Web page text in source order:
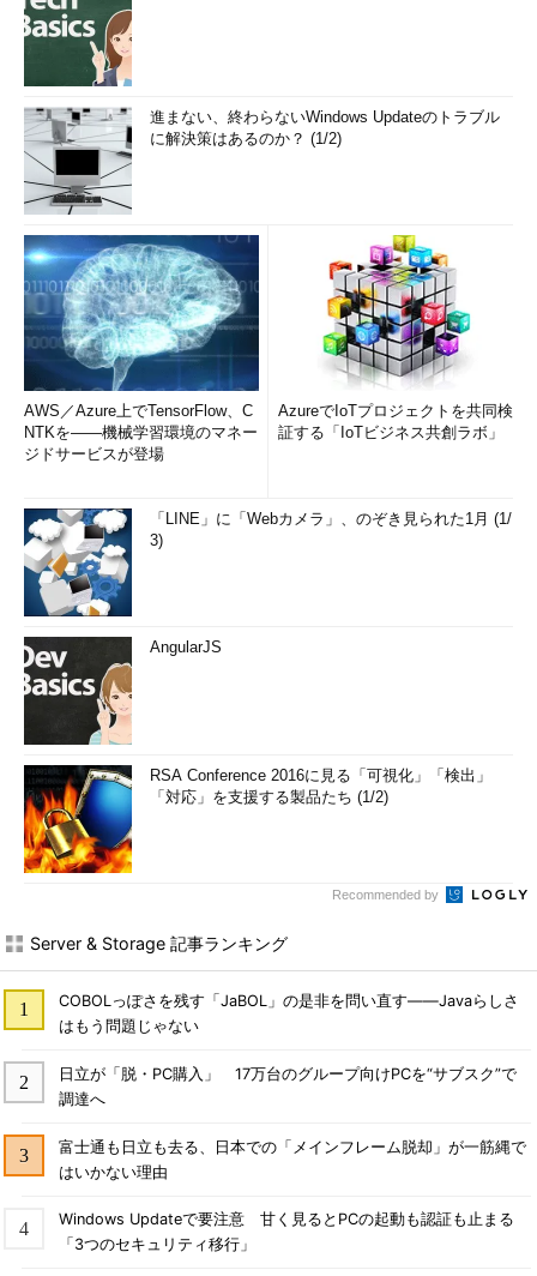
進まない、終わらないWindows Updateのトラブル
に解決策はあるのか？ (1/2)
AWS／Azure上でTensorFlow、C
NTKを――機械学習環境のマネー
ジドサービスが登場
AzureでIoTプロジェクトを共同検
証する「IoTビジネス共創ラボ」
「LINE」に「Webカメラ」、のぞき見られた1月 (1/
3)
AngularJS
RSA Conference 2016に見る「可視化」「検出」
「対応」を支援する製品たち (1/2)
Recommended by
Server & Storage 記事ランキング
COBOLっぽさを残す「JaBOL」の是非を問い直す――Javaらしさ
はもう問題じゃない
日立が「脱・PC購入」 17万台のグループ向けPCを“サブスク”で
調達へ
富士通も日立も去る、日本での「メインフレーム脱却」が一筋縄で
はいかない理由
Windows Updateで要注意 甘く見るとPCの起動も認証も止まる
「3つのセキュリティ移行」